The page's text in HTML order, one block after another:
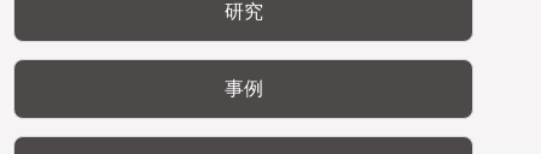
研究
事例